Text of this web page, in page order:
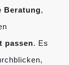
Beratung,
passen. Es